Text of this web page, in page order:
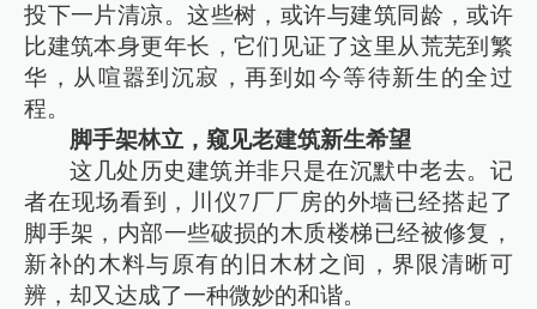
投下一片清凉。这些树，或许与建筑同龄，或许
比建筑本身更年长，它们见证了这里从荒芜到繁
华，从喧嚣到沉寂，再到如今等待新生的全过
程。
脚手架林立，窥见老建筑新生希望
这几处历史建筑并非只是在沉默中老去。记
者在现场看到，川仪7厂厂房的外墙已经搭起了
脚手架，内部一些破损的木质楼梯已经被修复，
新补的木料与原有的旧木材之间，界限清晰可
辨，却又达成了一种微妙的和谐。